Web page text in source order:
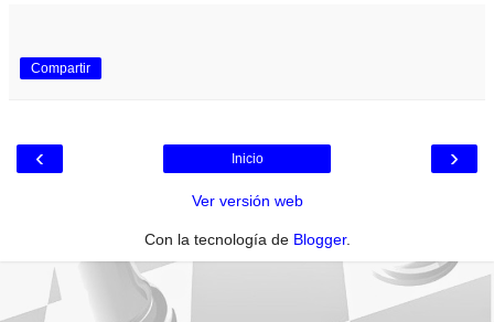
Compartir
‹ ›
Inicio
Ver versión web
Con la tecnología de Blogger.